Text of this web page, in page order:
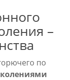
–
по